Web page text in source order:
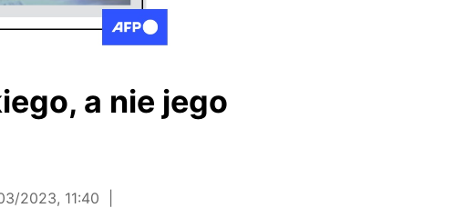
a nie jego
2023, 11:40